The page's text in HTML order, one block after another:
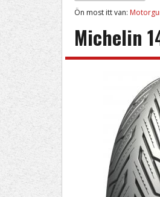
Ön most itt van:
Michelin